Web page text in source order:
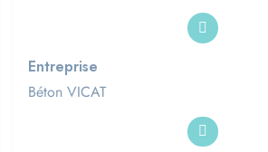
Entreprise
Béton VICAT